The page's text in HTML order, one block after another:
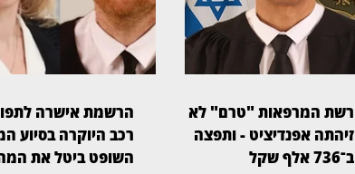
רשת המרפאות "טרם" לא
זיהתה אפנדיציט - ותפצה
ב־736 אלף שקל
הרשמת אישרה
רכב היוקרה בסיוע
השופט ביטל את